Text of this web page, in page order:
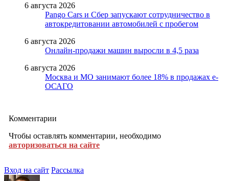
6 августа 2026
Pango Cars и Сбер запускают сотрудничество в
автокредитовании автомобилей с пробегом
6 августа 2026
Онлайн-продажи машин выросли в 4,5 раза
6 августа 2026
Москва и МО занимают более 18% в продажах е-
ОСАГО
Комментарии
Чтобы оставлять комментарии, необходимо
авторизоваться на сайте
Вход на сайт Рассылка